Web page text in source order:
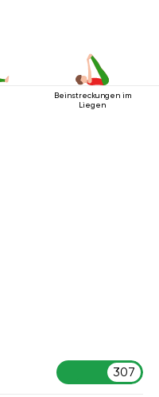
Beinstreckungen im
Liegen
307